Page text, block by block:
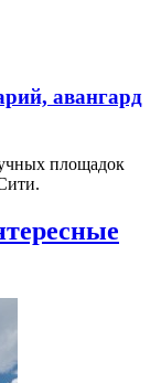
авангард
площадок